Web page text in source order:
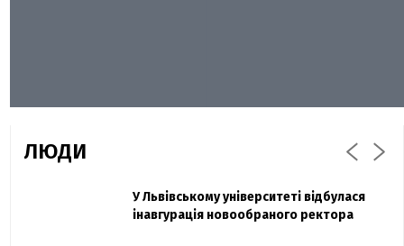
ЛЮДИ
Павло Дак
Захисник "Азовсталі" Діанов вдруге
одружився та показав фото з весілля
У Львівському університеті відбулася
інавгурація новообраного ректора